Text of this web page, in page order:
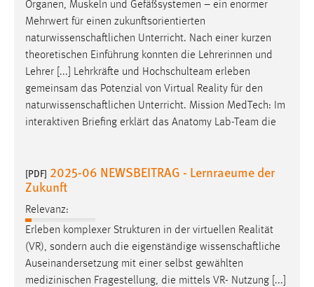
Organen, Muskeln und Gefäßsystemen – ein enormer
Mehrwert für einen zukunftsorientierten
naturwissenschaftlichen Unterricht. Nach einer kurzen
theoretischen Einführung konnten die Lehrerinnen und
Lehrer [...] Lehrkräfte und Hochschulteam erleben
gemeinsam das Potenzial von Virtual Reality für den
naturwissenschaftlichen Unterricht. Mission MedTech: Im
interaktiven Briefing erklärt das Anatomy Lab-Team die
[PDF] 2025-06 NEWSBEITRAG - Lernraeume der
Zukunft
Relevanz:
Erleben komplexer Strukturen in der virtuellen Realität
(VR), sondern auch die eigenständige wissenschaftliche
Auseinandersetzung mit einer selbst gewählten
medizinischen Fragestellung, die mittels VR- Nutzung [...]
Chat
Name:
MibewSessionID, MIBEW_UserID, mibew_locale, mibew-
chat-frame-style-5e9dbeb1811c0446
Zweck:
MibewSessionID, mibew-chat-frame-style-
5e9dbeb1811c0446 = Sitzungslaufzeit, mibew_locale = 3
Jahre, MIBEW_UserID = 1 Jahr
Login
Name: